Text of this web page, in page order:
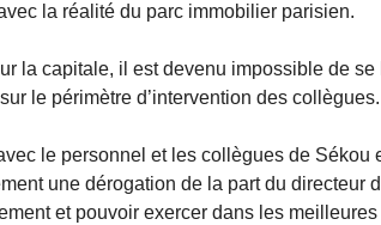
la réalité du parc immobilier parisien.
la capitale, il est devenu impossible de
le périmètre d’intervention des collègues.
le personnel et les collègues de Sékou
une dérogation de la part du directeur
et pouvoir exercer dans les